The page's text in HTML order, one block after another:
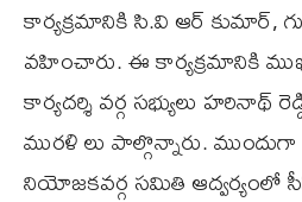
కార్యక్రమానికి సి.వి ఆర్ కుమార్,
వహించారు. ఈ కార్యక్రమానికి
కార్యదర్శి వర్గ సభ్యులు హరినాథ్
మురళి లు పాల్గొన్నారు.
నియోజకవర్గ సమితి ఆద్వర్యంలో